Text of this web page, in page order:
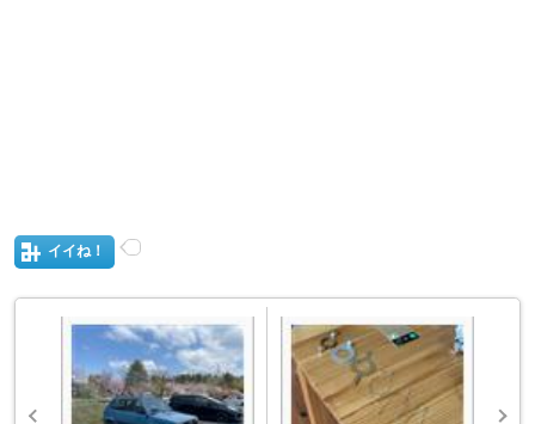
イイね！